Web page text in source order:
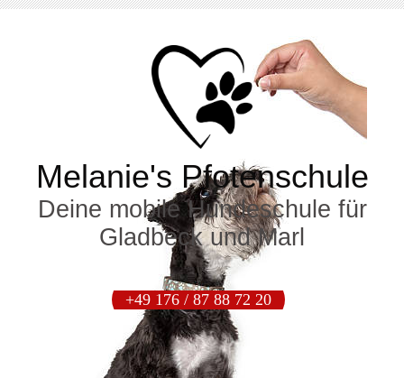
Melanie's Pfotenschule
Deine mobile Hundeschule für
Gladbeck und Marl
+49 176 / 87 88 72 20